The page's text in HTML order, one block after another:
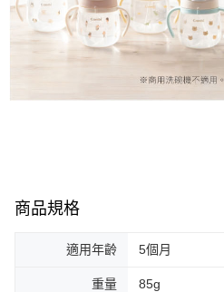
商品規格
適用年齡 5個月
重量 85g